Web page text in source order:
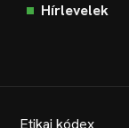
Hírlevelek